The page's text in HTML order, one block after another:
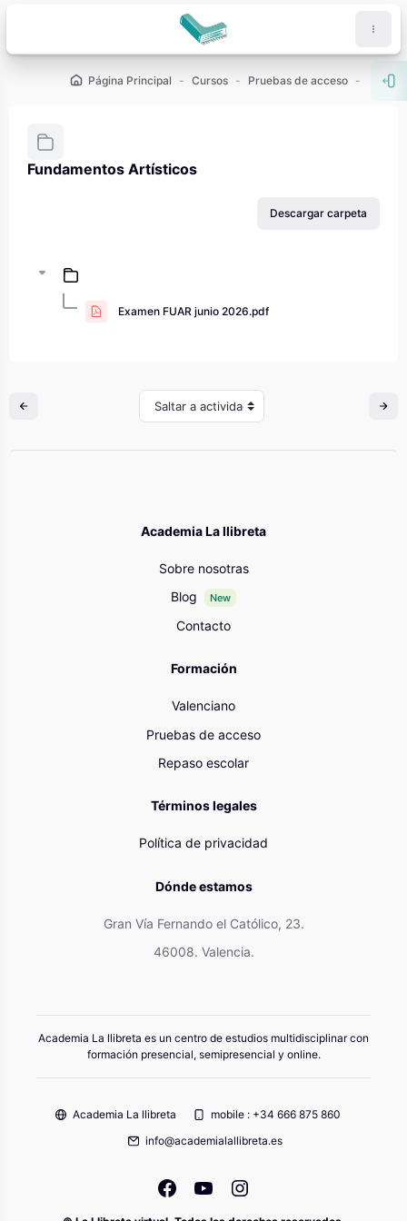
Página Principal Cursos Pruebas de acceso PAU -
Fundamentos Artísticos
Descargar carpeta
Examen FUAR junio 2026.pdf
Saltar a actividad
Academia La llibreta
Sobre nosotras
Blog
New
Contacto
Formación
Valenciano
Pruebas de acceso
Repaso escolar
Términos legales
Política de privacidad
Dónde estamos
Gran Vía Fernando el Católico, 23.
46008. Valencia.
Academia La llibreta es un centro de estudios multidisciplinar con
formación presencial, semipresencial y online.
Academia La llibreta
mobile : +34 666 875 860
info@academialallibreta.es